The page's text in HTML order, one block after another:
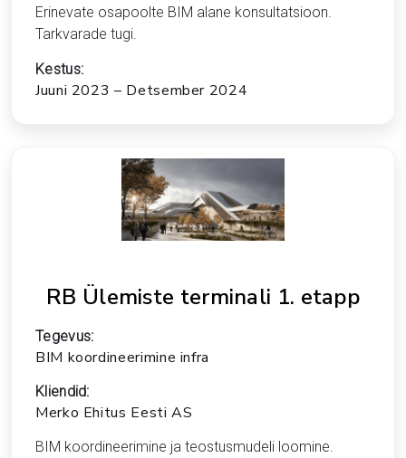
Erinevate osapoolte BIM alane konsultatsioon.
Tarkvarade tugi.
Kestus:
Juuni 2023 – Detsember 2024
RB Ülemiste terminali 1. etapp
Tegevus:
BIM koordineerimine infra
Kliendid:
Merko Ehitus Eesti AS
BIM koordineerimine ja teostusmudeli loomine.